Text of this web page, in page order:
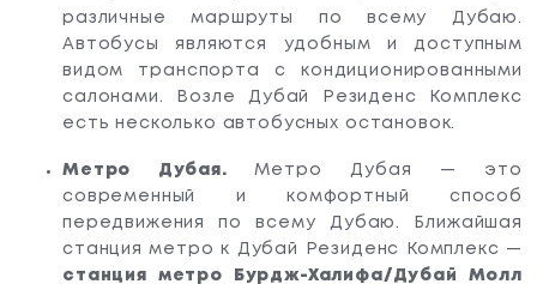
различные маршруты по всему Дубаю.
Автобусы являются удобным и доступным
видом транспорта с кондиционированными
салонами. Возле Дубай Резиденс Комплекс
есть несколько автобусных остановок.
Метро Дубая. Метро Дубая — это
современный и комфортный способ
передвижения по всему Дубаю. Ближайшая
станция метро к Дубай Резиденс Комплекс —
станция метро Бурдж-Халифа/Дубай Молл